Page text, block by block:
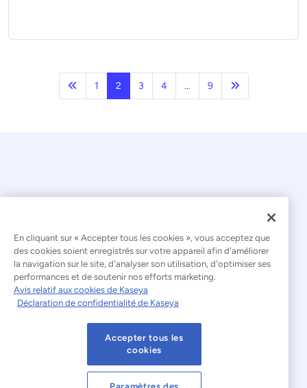
Précédent
1 2 3 4 … 9 Page suivante
© 2026 Kaseya. Tous droits réservés.
Français
Déclaration relative à l'esclavage moderne
Mentions légales
Conditions d'utilisation du site web
Déclaration de confidentialité
En cliquant sur « Accepter tous les cookies », vous acceptez que
des cookies soient enregistrés sur votre appareil afin d'améliorer
la navigation sur le site, d'analyser son utilisation, d'optimiser ses
performances et de soutenir nos efforts marketing.
Avis relatif aux cookies de Kaseya
Déclaration de confidentialité de Kaseya
Accepter tous les
cookies